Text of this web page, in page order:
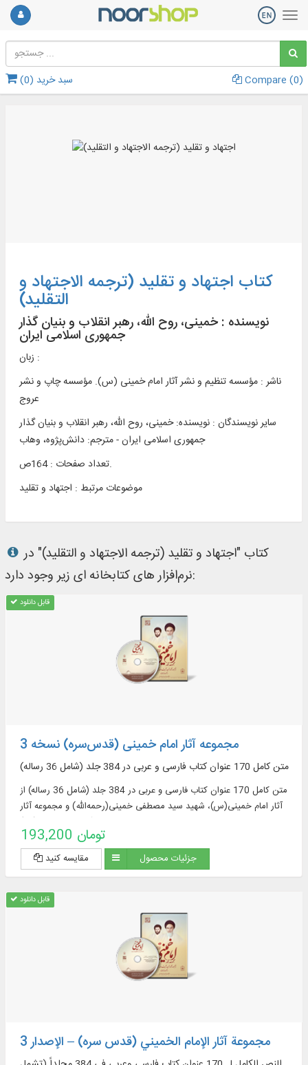
سبد خرید (0
) Compare (0)
کتاب اجتهاد و تقلید (ترجمه الاجتهاد و
التقلید)
نویسنده : خمینی‌، روح الله، رهبر انقلاب و بنیان گذار
جمهوری اسلامی ایران
زبان :
ناشر : مؤسسه تنظيم و نشر آثار امام خمينی (س). مؤسسه چاپ و نشر
عروج
سایر نویسندگان : نویسنده: خمینی‌، روح الله، رهبر انقلاب و بنیان گذار
تعداد صفحات : 164ص.
موضوعات مرتبط : اجتهاد و تقلید
کتاب "اجتهاد و تقلید (ترجمه الاجتهاد و التقلید)" در
نرم‌افزار های کتابخانه ای زیر وجود دارد:
قابل دانلود
مجموعه آثار امام خمینی (‌قدس‌سره) نسخه 3
متن کامل 170 عنوان کتاب فارسی و عربی در 384 جلد (شامل 36 رساله)
متن کامل 170 عنوان کتاب فارسی و عربی در 384 جلد (شامل 36 رساله) از
آثار امام خمینی(س)، شهید سید مصطفی خمینی(رحمه‌الله) و مجموعه آثار
193,200 تومان
مقایسه کنید جزئیات محصول
قابل دانلود
مجموعة آثار الإمام الخميني (قدس سره) – الإصدار 3